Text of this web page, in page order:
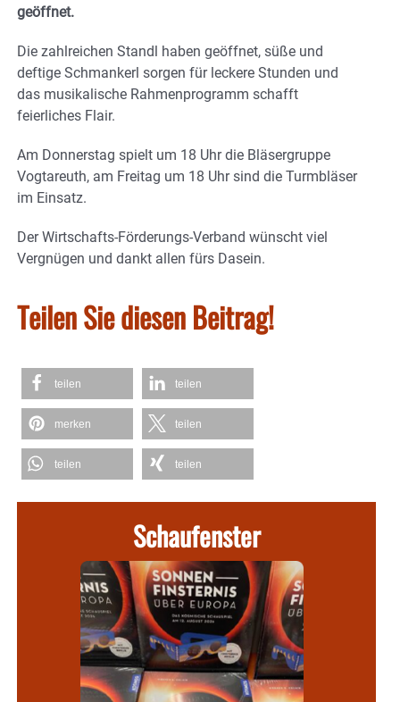
geöffnet.
Die zahlreichen Standl haben geöffnet, süße und
deftige Schmankerl sorgen für leckere Stunden und
das musikalische Rahmenprogramm schafft
feierliches Flair.
Am Donnerstag spielt um 18 Uhr die Bläsergruppe
Vogtareuth, am Freitag um 18 Uhr sind die Turmbläser
im Einsatz.
Der Wirtschafts-Förderungs-Verband wünscht viel
Vergnügen und dankt allen fürs Dasein.
Teilen Sie diesen Beitrag!
teilen teilen
merken teilen
teilen teilen
Schaufenster